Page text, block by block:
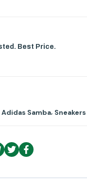
Best Price.
Adidas Samba,